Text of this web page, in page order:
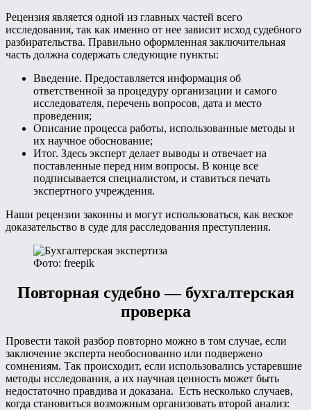
Рецензия является одной из главных частей всего
исследования, так как именно от нее зависит исход судебного
разбирательства. Правильно оформленная заключительная
часть должна содержать следующие пункты:
Введение. Предоставляется информация об
ответственной за процедуру организации и самого
исследователя, перечень вопросов, дата и место
проведения;
Описание процесса работы, использованные методы и
их научное обоснование;
Итог. Здесь эксперт делает выводы и отвечает на
поставленные перед ним вопросы. В конце все
подписывается специалистом, и ставиться печать
экспертного учреждения.
Наши рецензии законны и могут использоваться, как веское
доказательство в суде для расследования преступления.
Фото: freepik
Повторная судебно — бухгалтерская
проверка
Провести такой разбор повторно можно в том случае, если
заключение эксперта необоснованно или подвержено
сомнениям. Так происходит, если использовались устаревшие
методы исследования, а их научная ценность может быть
недостаточно правдива и доказана. Есть несколько случаев,
когда становиться возможным организовать второй анализ: